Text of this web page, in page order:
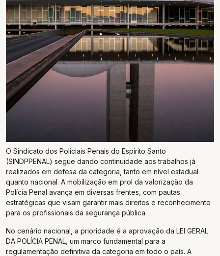
O Sindicato dos Policiais Penais do Espírito Santo
(SINDPPENAL) segue dando continuidade aos trabalhos já
realizados em defesa da categoria, tanto em nível estadual
quanto nacional. A mobilização em prol da valorização da
Polícia Penal avança em diversas frentes, com pautas
estratégicas que visam garantir mais direitos e reconhecimento
para os profissionais da segurança pública.
No cenário nacional, a prioridade é a aprovação da LEI GERAL
DA POLÍCIA PENAL, um marco fundamental para a
regulamentação definitiva da categoria em todo o país. A